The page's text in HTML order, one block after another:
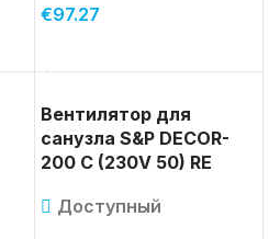
€97.27
Вентилятор для
санузла S&P DECOR-
200 C (230V 50) RE
Доступный